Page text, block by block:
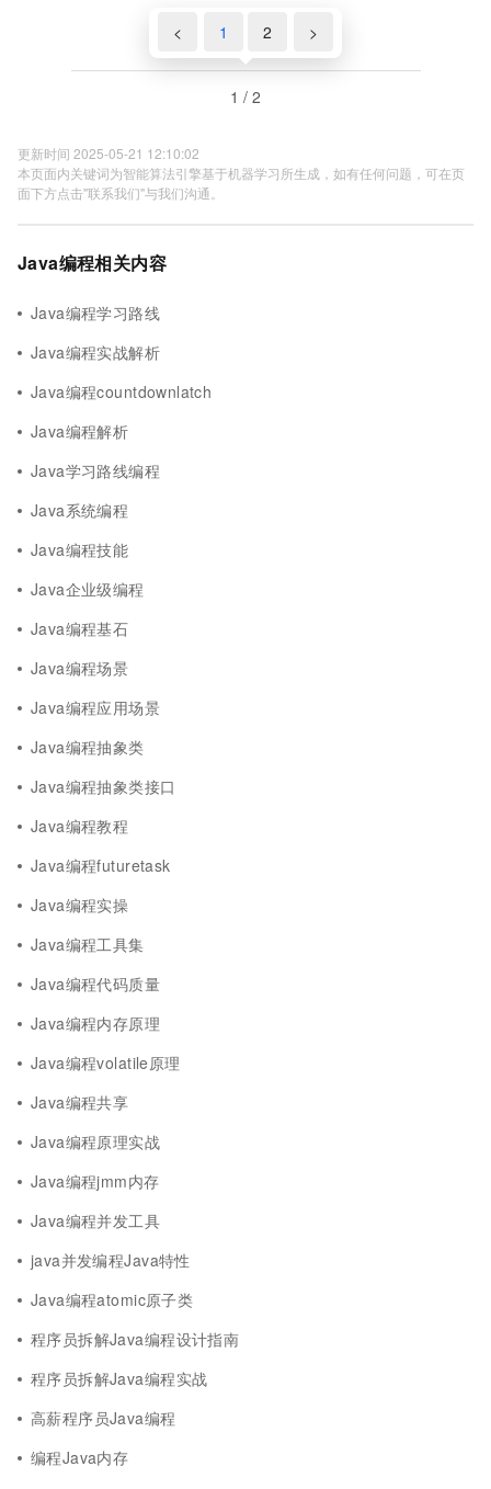
< 1 2 >
1 / 2
更新时间 2025-05-21 12:10:02
本页面内关键词为智能算法引擎基于机器学习所生成，如有任何问题，可在页
面下方点击"联系我们"与我们沟通。
Java编程相关内容
Java编程学习路线
Java编程实战解析
Java编程countdownlatch
Java编程解析
Java学习路线编程
Java系统编程
Java编程技能
Java企业级编程
Java编程基石
Java编程场景
Java编程应用场景
Java编程抽象类
Java编程抽象类接口
Java编程教程
Java编程futuretask
Java编程实操
Java编程工具集
Java编程代码质量
Java编程内存原理
Java编程volatile原理
Java编程共享
Java编程原理实战
Java编程jmm内存
Java编程并发工具
java并发编程Java特性
Java编程atomic原子类
程序员拆解Java编程设计指南
程序员拆解Java编程实战
高薪程序员Java编程
编程Java内存